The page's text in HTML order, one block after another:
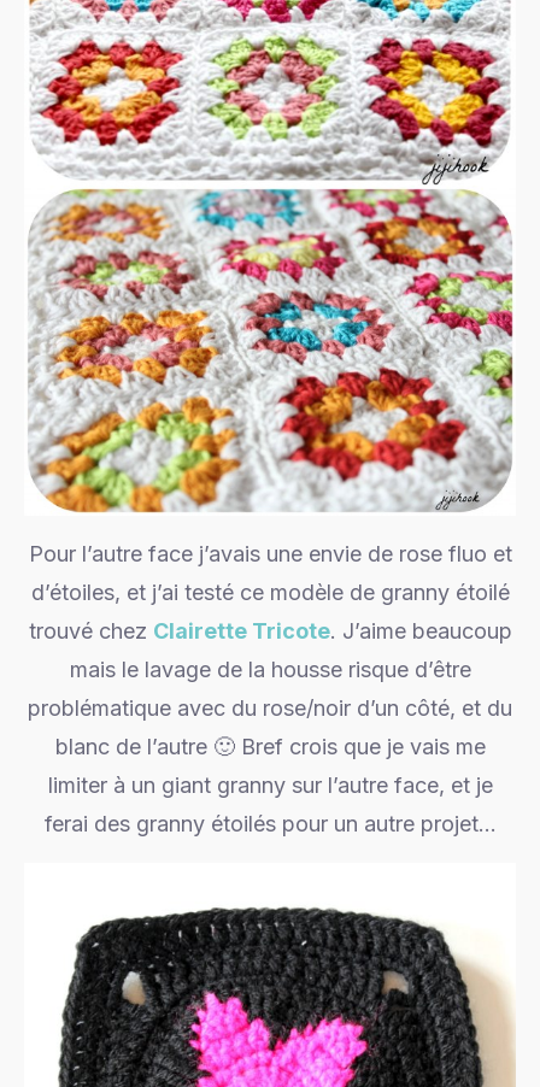
Pour l’autre face j’avais une envie de rose fluo et
d’étoiles, et j’ai testé ce modèle de granny étoilé
trouvé chez Clairette Tricote. J’aime beaucoup
mais le lavage de la housse risque d’être
problématique avec du rose/noir d’un côté, et du
blanc de l’autre 🙂 Bref crois que je vais me
limiter à un giant granny sur l’autre face, et je
ferai des granny étoilés pour un autre projet…